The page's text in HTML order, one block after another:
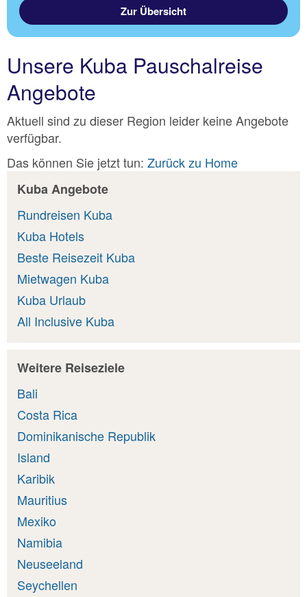
Zur Übersicht
Unsere Kuba Pauschalreise
Angebote
Aktuell sind zu dieser Region leider keine Angebote
verfügbar.
Das können Sie jetzt tun: Zurück zu Home
Kuba Angebote
Rundreisen Kuba
Kuba Hotels
Beste Reisezeit Kuba
Mietwagen Kuba
Kuba Urlaub
All Inclusive Kuba
Weitere Reiseziele
Bali
Costa Rica
Dominikanische Republik
Island
Karibik
Mauritius
Mexiko
Namibia
Neuseeland
Seychellen